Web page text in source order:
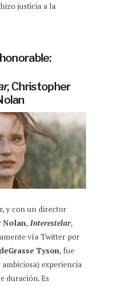
justicia a la
, Christopher
y con un director
Nolan, Interestelar,
vía Twitter por
Tyson, fue
experiencia
duración. Es